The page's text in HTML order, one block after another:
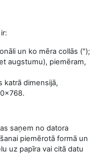
un ko mēra collās (");
augstumu), piemēram,
katrā dimensijā,
saņem no datora
piemērotā formā un
uz papīra vai citā datu